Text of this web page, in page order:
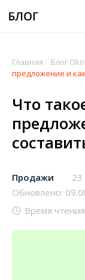
Главная Блог
предложение и
Что
Продажи
23
Обновлено:
Время